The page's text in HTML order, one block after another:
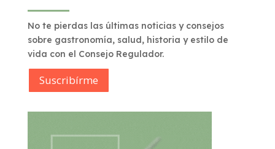
No te pierdas las últimas noticias y consejos
sobre gastronomía, salud, historia y estilo de
vida con el Consejo Regulador.
Suscribírme